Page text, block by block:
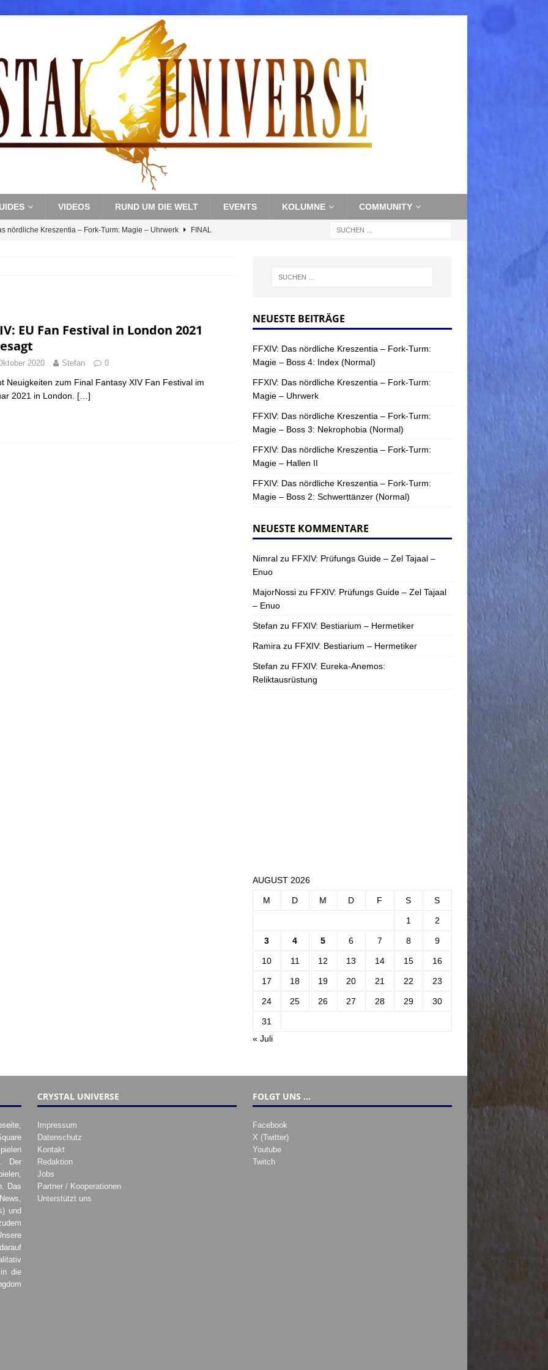
VIDEOS RUND UM DIE WELT EVENTS KOLUMNE COMMUNITY
nördliche Kreszentia – Fork-Turm: Magie – Uhrwerk FINAL
nördliche Kreszentia – Fork-Turm: Magie – Boss 2: Schwerttänzer
nördliche Kreszentia – Fork-Turm: Magie – Boss 4: Index (Normal)
EU Fan Festival in London 2021
2020 Stefan 0
Neuigkeiten zum Final Fantasy XIV Fan Festival im
2021 in London. […]
NEUESTE BEITRÄGE
FFXIV: Das nördliche Kreszentia – Fork-Turm:
Magie – Boss 4: Index (Normal)
FFXIV: Das nördliche Kreszentia – Fork-Turm:
Magie – Uhrwerk
FFXIV: Das nördliche Kreszentia – Fork-Turm:
Magie – Boss 3: Nekrophobia (Normal)
FFXIV: Das nördliche Kreszentia – Fork-Turm:
Magie – Hallen II
FFXIV: Das nördliche Kreszentia – Fork-Turm:
Magie – Boss 2: Schwerttänzer (Normal)
NEUESTE KOMMENTARE
Nimralzu FFXIV: Prüfungs Guide – Zel Tajaal –
Enuo
MajorNossizu FFXIV: Prüfungs Guide – Zel Tajaal
– Enuo
Stefan zu FFXIV: Bestiarium – Hermetiker
Ramira zu FFXIV: Bestiarium – Hermetiker
Stefan zu FFXIV: Eureka-Anemos:
Reliktausrüstung
AUGUST 2026
M D M D F S S
1 2
3 4 5 6 7 8 9
10 11 12 13 14 15 16
17 18 19 20 21 22 23
24 25 26 27 28 29 30
31
« Juli
Der
Das
und
die
CRYSTAL UNIVERSE
Impressum
Datenschutz
Kontakt
Redaktion
Jobs
Partner / Kooperationen
Unterstützt uns
FOLGT UNS …
Facebook
X (Twitter)
Youtube
Twitch